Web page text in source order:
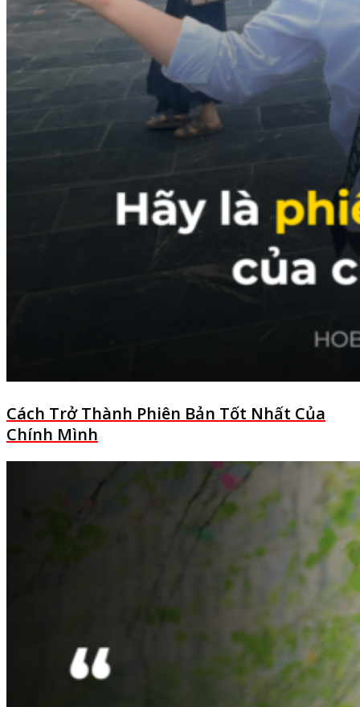
Cách Trở Thành Phiên Bản Tốt Nhất Của
Chính Mình